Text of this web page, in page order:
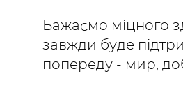
Бажаємо міцного
завжди буде
попереду - мир,